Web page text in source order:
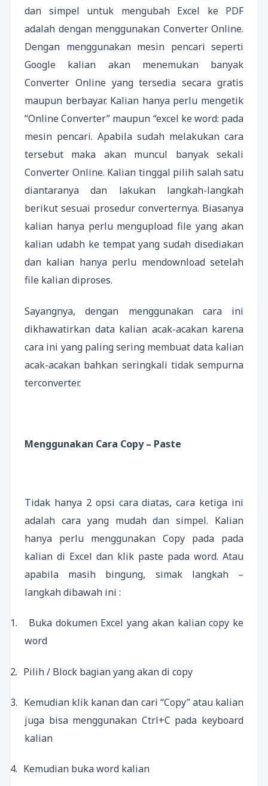
dan simpel untuk mengubah Excel ke PDF
adalah dengan menggunakan Converter Online.
Dengan menggunakan mesin pencari seperti
Google kalian akan menemukan banyak
Converter Online yang tersedia secara gratis
maupun berbayar. Kalian hanya perlu mengetik
“Online Converter” maupun “excel ke word: pada
mesin pencari. Apabila sudah melakukan cara
tersebut maka akan muncul banyak sekali
Converter Online. Kalian tinggal pilih salah satu
diantaranya dan lakukan langkah-langkah
berikut sesuai prosedur converternya. Biasanya
kalian hanya perlu mengupload file yang akan
kalian udabh ke tempat yang sudah disediakan
dan kalian hanya perlu mendownload setelah
file kalian diproses.
Sayangnya, dengan menggunakan cara ini
dikhawatirkan data kalian acak-acakan karena
cara ini yang paling sering membuat data kalian
acak-acakan bahkan seringkali tidak sempurna
terconverter.
Menggunakan Cara Copy – Paste
Tidak hanya 2 opsi cara diatas, cara ketiga ini
adalah cara yang mudah dan simpel. Kalian
hanya perlu menggunakan Copy pada pada
kalian di Excel dan klik paste pada word. Atau
apabila masih bingung, simak langkah –
langkah dibawah ini :
1.
Buka dokumen Excel yang akan kalian copy ke
word
2. Pilih / Block bagian yang akan di copy
3. Kemudian klik kanan dan cari “Copy” atau kalian
juga bisa menggunakan Ctrl+C pada keyboard
kalian
4. Kemudian buka word kalian